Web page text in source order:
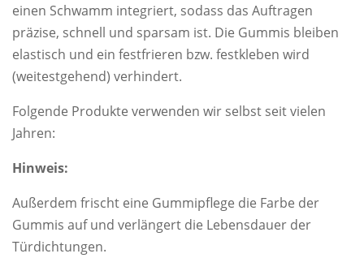
einen Schwamm integriert, sodass das Auftragen
präzise, schnell und sparsam ist. Die Gummis bleiben
elastisch und ein festfrieren bzw. festkleben wird
(weitestgehend) verhindert.
Folgende Produkte verwenden wir selbst seit vielen
Jahren:
Hinweis:
Außerdem frischt eine Gummipflege die Farbe der
Gummis auf und verlängert die Lebensdauer der
Türdichtungen.